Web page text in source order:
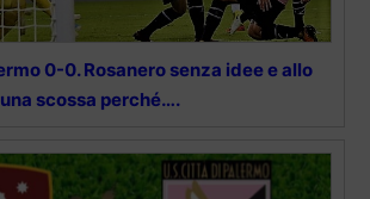
0-0. Rosanero senza idee e allo
scossa perché….